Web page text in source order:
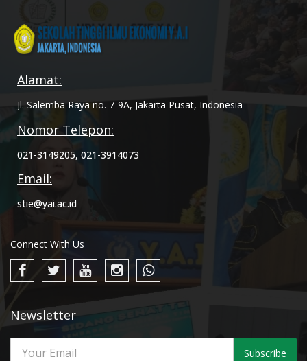
Alamat:
Jl. Salemba Raya no. 7-9A, Jakarta Pusat, Indonesia
Nomor Telepon:
021-3149205, 021-3914073
Email:
stie@yai.ac.id
Connect With Us
Newsletter
Subscribe